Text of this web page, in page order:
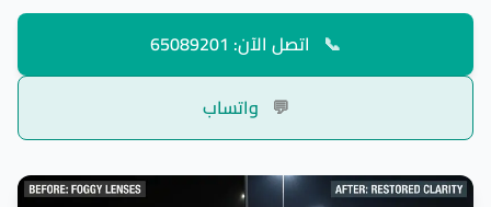
📞 اتصل الآن: 65089201
💬 واتساب